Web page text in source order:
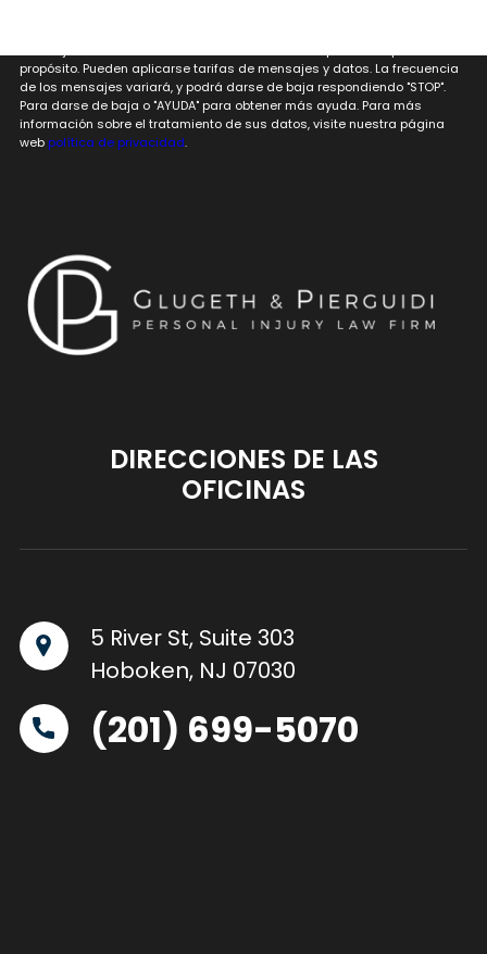
propósito. Pueden aplicarse tarifas de mensajes y datos. La frecuencia
de los mensajes variará, y podrá darse de baja respondiendo "STOP".
Para darse de baja o "AYUDA" para obtener más ayuda. Para más
información sobre el tratamiento de sus datos, visite nuestra página
web política de privacidad.
DIRECCIONES DE LAS
OFICINAS
5 River St, Suite 303
Hoboken, NJ 07030
(201) 699-5070